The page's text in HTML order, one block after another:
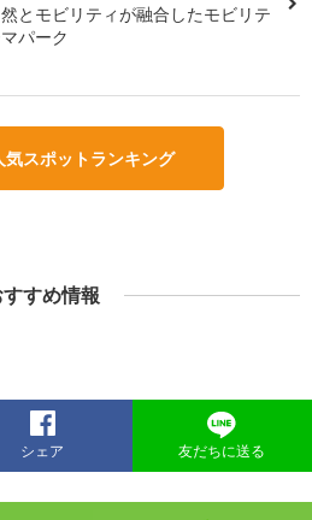
とモビリティが融合したモビリテ
パーク
気スポットランキング
すめ情報
シェア 友だちに送る